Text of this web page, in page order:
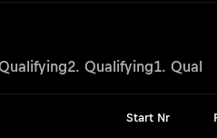
2. Qualifying1.
Start Nr